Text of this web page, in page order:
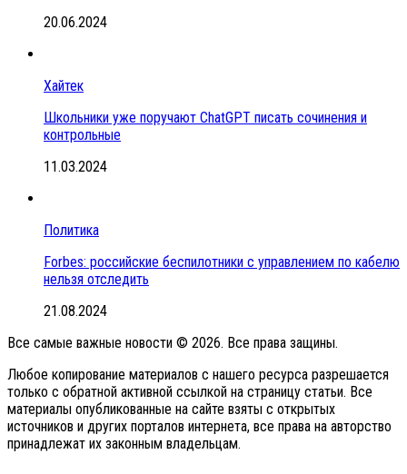
20.06.2024
Хайтек
Школьники уже поручают ChatGPT писать сочинения и
контрольные
11.03.2024
Политика
Forbes: российские беспилотники с управлением по кабелю
нельзя отследить
21.08.2024
Все самые важные новости © 2026. Все права защины.
Любое копирование материалов с нашего ресурса разрешается
только с обратной активной ссылкой на страницу статьи. Все
материалы опубликованные на сайте взяты с открытых
источников и других порталов интернета, все права на авторство
принадлежат их законным владельцам.